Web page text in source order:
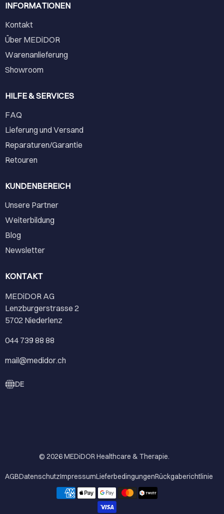
INFORMATIONEN
Kontakt
Über MEDiDOR
Warenanlieferung
Showroom
HILFE & SERVICES
FAQ
Lieferung und Versand
Reparaturen/Garantie
Retouren
KUNDENBEREICH
Unsere Partner
Weiterbildung
Blog
Newsletter
KONTAKT
MEDiDOR AG
Lenzburgerstrasse 2
5702 Niederlenz
044 739 88 88
mail@medidor.ch
DE
© 2026MEDiDOR Healthcare & Therapie.
AGBDatenschutzImpressumLieferbedingungenRückgaberichtlinie